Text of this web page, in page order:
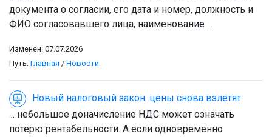
документа о согласии, его дата и номер, должность и
ФИО согласовавшего лица, наименование ...
Изменен: 07.07.2026
Путь: Главная / Новости
Новый налоговый закон: цены снова взлетят
... небольшое доначисление НДС может означать
потерю рентабельности. А если одновременно